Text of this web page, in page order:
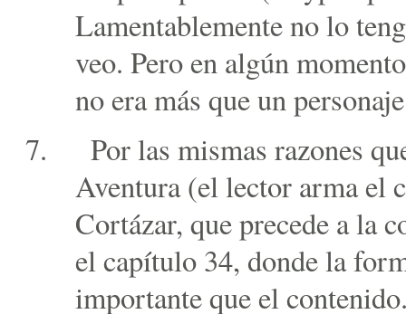
Lamentablemente no lo
veo. Pero en algún
no era más que un
Por las mismas razones
Aventura (el lector arma el
Cortázar, que precede a la
el capítulo 34, donde la
importante que el